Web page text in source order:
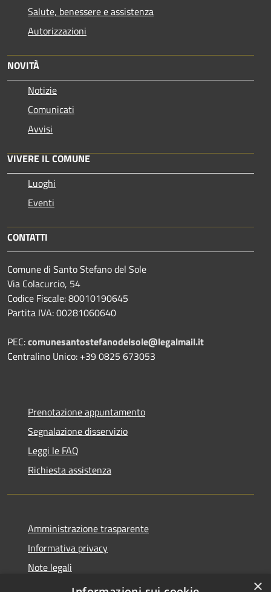
Salute, benessere e assistenza
Autorizzazioni
NOVITÀ
Notizie
Comunicati
Avvisi
VIVERE IL COMUNE
Luoghi
Eventi
CONTATTI
Comune di Santo Stefano del Sole
Via Colacurcio, 54
Codice Fiscale: 80010190645
Partita IVA: 00281060640
PEC:comunesantostefanodelsole@legalmail.it
Centralino Unico: +39 0825 673053
Prenotazione appuntamento
Segnalazione disservizio
Leggi le FAQ
Richiesta assistenza
Amministrazione trasparente
Informativa privacy
Note legali
Dichiarazione di accessibilità
×